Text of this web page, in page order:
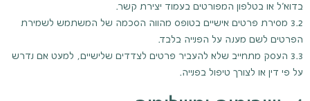
בדוא"ל או בטלפון המפורטים בעמוד יצירת קשר.
3.2 מסירת פרטים אישיים בטופס מהווה הסכמה של המשתמש לשמירת
הפרטים לשם מענה על הפנייה בלבד.
3.3 העסק מתחייב שלא להעביר פרטים לצדדים שלישיים, למעט אם נדרש
על פי דין או לצורך טיפול בפנייה.